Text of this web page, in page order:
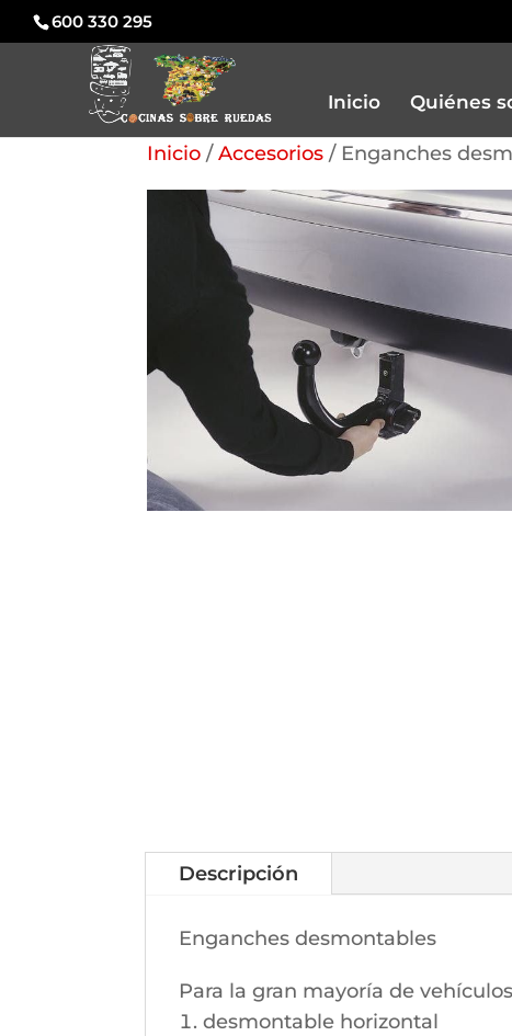
600 330 295
Inicio Quiénes
Inicio /Accesorios / Enganches
Descripción
Enganches desmontables
Para la gran mayoría de
desmontable horizontal